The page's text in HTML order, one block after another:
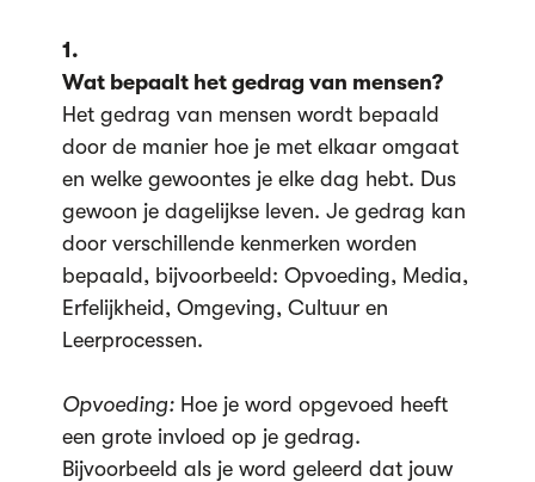
1.
Wat bepaalt het gedrag van mensen?
Het gedrag van mensen wordt bepaald
door de manier hoe je met elkaar omgaat
en welke gewoontes je elke dag hebt. Dus
gewoon je dagelijkse leven. Je gedrag kan
door verschillende kenmerken worden
bepaald, bijvoorbeeld: Opvoeding, Media,
Erfelijkheid, Omgeving, Cultuur en
Leerprocessen.
Opvoeding:Hoe je word opgevoed heeft
een grote invloed op je gedrag.
Bijvoorbeeld als je word geleerd dat jouw